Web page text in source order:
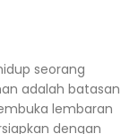
seorang
adalah batasan
lembaran
dengan